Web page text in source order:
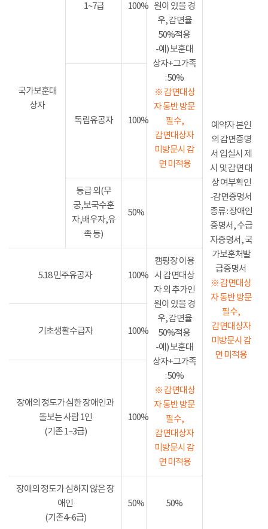
국가보훈대
상자
1~7급 100% 원이 있을 경
우, 감면율
50%적용
-예) 보훈대
상자+그가족
: 50%
※ 감면대상
자 동반 방문
필수,
감면대상자
미방문시 감
면 미적용
예약자 본인
의 감면증명
서 입실시 제
시 및 감면 대
상 여부확인
-감면증명서
종류 : 장애인
증명서, 수급
자증명서, 국
가보훈처발
급증명서
※ 감면대상
자 동반 방문
필수,
감면대상자
미방문시 감
면 미적용
독립유공자 100%
등급 외(무
궁,보국수훈
자,배우자,유
족 등)
50%
5.18 민주유공자 100%
캠핑장 이용
시 감면대상
자 외 추가인
원이 있을 경
우, 감면율
50%적용
-예) 보훈대
상자+그가족
: 50%
※ 감면대상
자 동반 방문
필수,
감면대상자
미방문시 감
면 미적용
기초생활수급자 100%
장애의 정도가 심한 장애인과
돌보는 사람 1인
(기존 1~3급)
100%
장애의 정도가 심하지 않은 장
애인
(기존4~6급)
50% 50%